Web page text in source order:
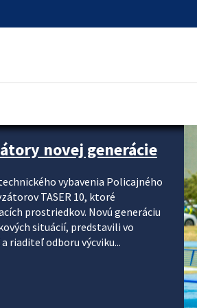
novej generácie
vybavenia Policajného
TASER 10, ktoré
prostriedkov. Novú generáciu
situácií, predstavili vo
riaditeľ odboru výcviku...